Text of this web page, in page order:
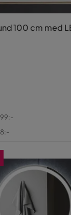
100 cm med